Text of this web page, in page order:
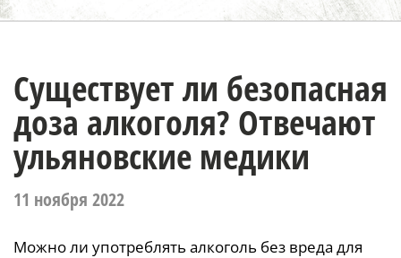
Существует ли безопасная
доза алкоголя? Отвечают
ульяновские медики
11 ноября 2022
Можно ли употреблять алкоголь без вреда для